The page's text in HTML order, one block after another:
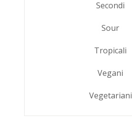
Secondi
Sour
Tropicali
Vegani
Vegetariani